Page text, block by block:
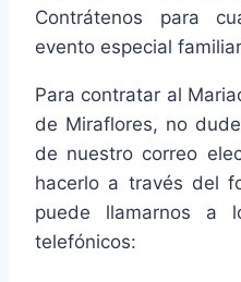
Contrátenos para
evento especial
Para contratar al
de Miraflores, no
de nuestro correo
hacerlo a través del
puede llamarnos a
telefónicos: